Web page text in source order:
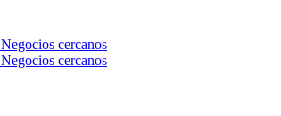
Negocios cercanos
Negocios cercanos